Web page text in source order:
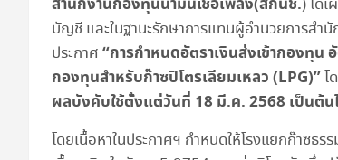
) ได้
บัญชี และในฐานะรักษาการแทนผู้อำนวยการสำ
ประกาศ “การกำหนดอัตราเงินส่งเข้ากองทุน
กองทุนสำหรับก๊าซปิโตรเลียมเหลว (LPG)”โ
ผลบังคับใช้ตั้งแต่วันที่ 18 มี.ค. 2568 เป็นต้น
โดยเนื้อหาในประกาศฯ กำหนดให้โรงแยกก๊าซธ